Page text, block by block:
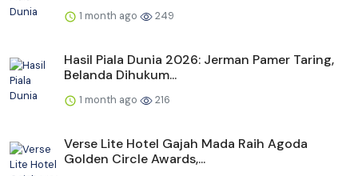
1 month ago 249
Hasil Piala Dunia 2026: Jerman Pamer Taring,
Belanda Dihukum...
1 month ago 216
Verse Lite Hotel Gajah Mada Raih Agoda
Golden Circle Awards,...